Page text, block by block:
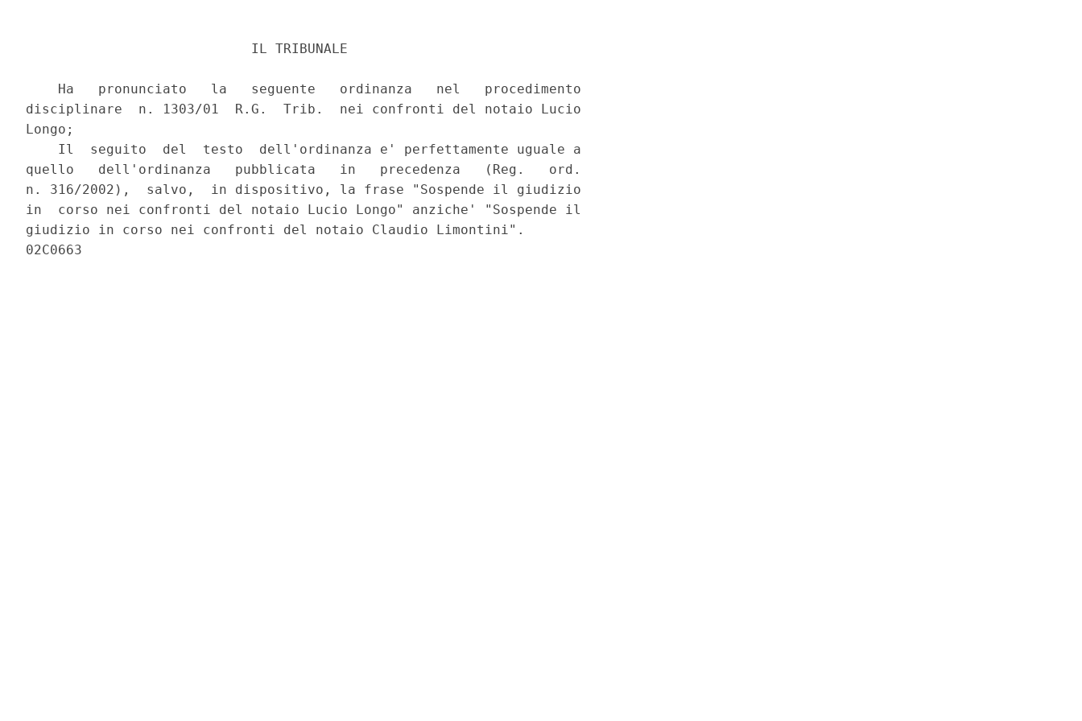
                            IL TRIBUNALE
    Ha   pronunciato   la   seguente   ordinanza   nel   procedimento
disciplinare  n. 1303/01  R.G.  Trib.  nei confronti del notaio Lucio
Longo;
    Il  seguito  del  testo  dell'ordinanza e' perfettamente uguale a
quello   dell'ordinanza   pubblicata   in   precedenza   (Reg.   ord.
n. 316/2002),  salvo,  in dispositivo, la frase "Sospende il giudizio
in  corso nei confronti del notaio Lucio Longo" anziche' "Sospende il
giudizio in corso nei confronti del notaio Claudio Limontini".